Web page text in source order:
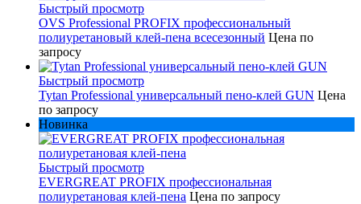
Быстрый просмотр
OVS Professional PROFIX профессиональный
полиуретановый клей-пена всесезонный Цена по
запросу
Быстрый просмотр
Tytan Professional универсальный пено-клей GUN Цена
по запросу
Новинка
Быстрый просмотр
EVERGREAT PROFIX профессиональная
полиуретановая клей-пена Цена по запросу